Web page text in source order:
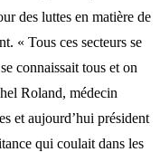
des luttes en matière de
« Tous ces secteurs se
connaissait tous et on
Roland, médecin
et aujourd’hui président
qui coulait dans les